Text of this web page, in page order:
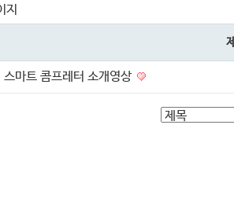
지
스마트 콤프레터 소개영상